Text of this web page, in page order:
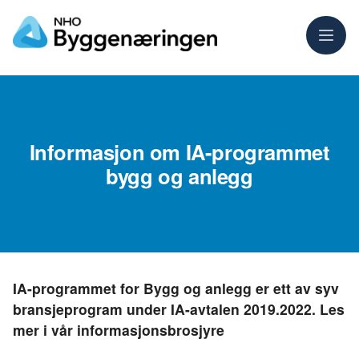
Meny
Informasjon om IA-programmet
bygg og anlegg
IA-programmet for Bygg og anlegg er ett av syv
bransjeprogram under IA-avtalen 2019.2022. Les
mer i vår informasjonsbrosjyre